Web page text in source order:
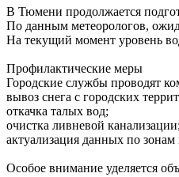
В Тюмени продолжается
По данным метеорологов,
На текущий момент уровень
Профилактические меры
Городские службы проводят
вывоз снега с городских
откачка талых вод;
очистка ливневой канализации;
актуализация данных по
Особое внимание уделяется